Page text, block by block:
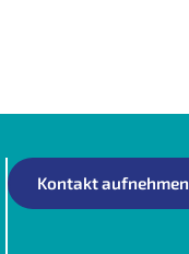
Kontakt aufnehmen